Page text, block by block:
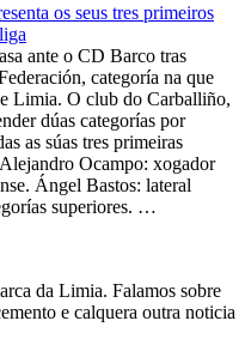
os seus tres primeiros
ante o CD Barco tras
categoría na que
Limia. O club do Carballiño,
dúas categorías por
as súas tres primeiras
Ocampo: xogador
Ángel Bastos: lateral
superiores. …
da Limia. Falamos sobre
e calquera outra noticia